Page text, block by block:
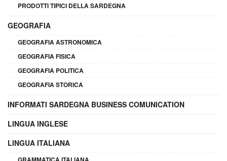
PRODOTTI TIPICI DELLA SARDEGNA
GEOGRAFIA
GEOGRAFIA ASTRONOMICA
GEOGRAFIA FISICA
GEOGRAFIA POLITICA
GEOGRAFIA STORICA
INFORMATI SARDEGNA BUSINESS COMUNICATION
LINGUA INGLESE
LINGUA ITALIANA